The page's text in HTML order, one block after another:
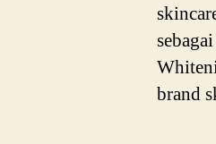
brand